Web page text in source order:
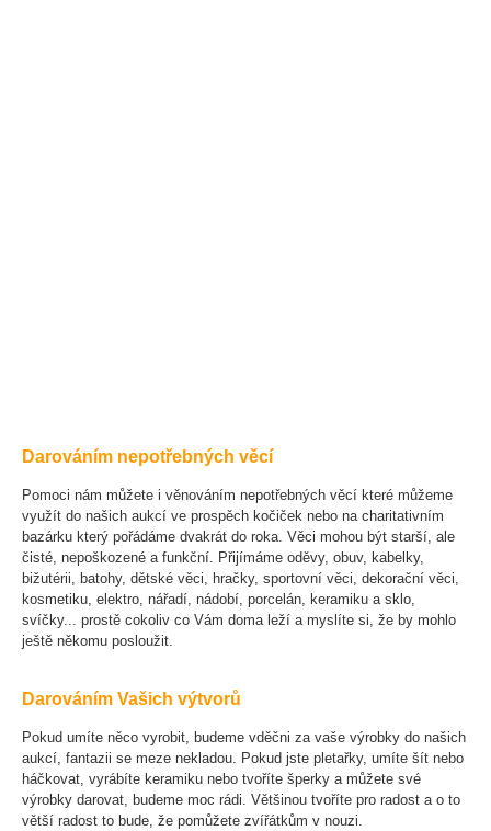
Darováním nepotřebných věcí
Pomoci nám můžete i věnováním nepotřebných věcí které můžeme
využít do našich aukcí ve prospěch kočiček nebo na charitativním
bazárku který pořádáme dvakrát do roka. Věci mohou být starší, ale
čisté, nepoškozené a funkční. Přijímáme oděvy, obuv, kabelky,
bižutérii, batohy, dětské věci, hračky, sportovní věci, dekorační věci,
kosmetiku, elektro, nářadí, nádobí, porcelán, keramiku a sklo,
svíčky... prostě cokoliv co Vám doma leží a myslíte si, že by mohlo
ještě někomu posloužit.
Darováním Vašich výtvorů
Pokud umíte něco vyrobit, budeme vděčni za vaše výrobky do našich
aukcí, fantazii se meze nekladou. Pokud jste pletařky, umíte šít nebo
háčkovat, vyrábíte keramiku nebo tvoříte šperky a můžete své
výrobky darovat, budeme moc rádi. Většinou tvoříte pro radost a o to
větší radost to bude, že pomůžete zvířátkům v nouzi.